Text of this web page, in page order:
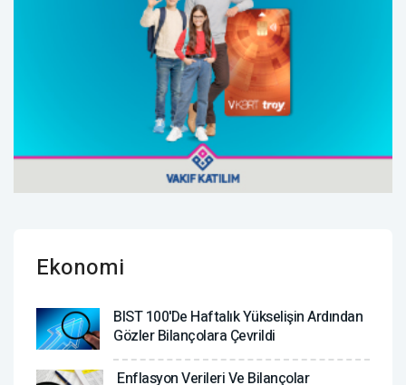
Ekonomi
BIST 100'de Haftalık Yükselişin Ardından
Gözler Bilançolara Çevrildi
Enflasyon Verileri Ve Bilançolar